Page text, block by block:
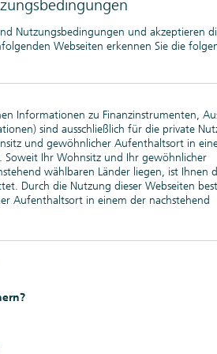
Nutzungsbedingungen und akzeptieren
Webseiten erkennen Sie die
Informationen zu Finanzinstrumenten,
sind ausschließlich für die private
und gewöhnlicher Aufenthaltsort in
Soweit Ihr Wohnsitz und Ihr gewöhnlicher
wählbaren Länder liegen, ist Ihnen
Durch die Nutzung dieser Webseiten
Aufenthaltsort in einem der nachstehend
dürfen nicht außerhalb der eines
verbreitet werden. Auf die besonderen
beschriebene Finanzinstrumente weder
an bzw. zugunsten von US-Personen
zum Kauf oder Verkauf angeboten
Vorschriften anderer Länder
eines Nachtrags
zustehen. Weitergehende
Produktstrategie für Wertpapiere
hier
Bonds (einschließlich des jeweils
finden Sie->hier
bei den unter ARCHIV genannten
per Verweis auch in noch gültige